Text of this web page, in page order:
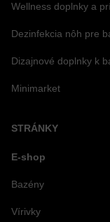
Wellness doplnky a
Dezinfekcia nôh pre
Dizajnové doplnky k
Minimarket
STRÁNKY
E-shop
Bazény
Vírivky